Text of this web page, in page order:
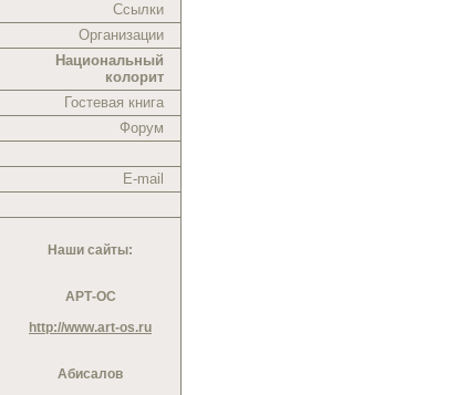
Ссылки
Организации
Национальный
колорит
Гостевая книга
Форум
E-mail
Наши сайты:
АРТ-ОС
http://www.art-os.ru
Абисалов